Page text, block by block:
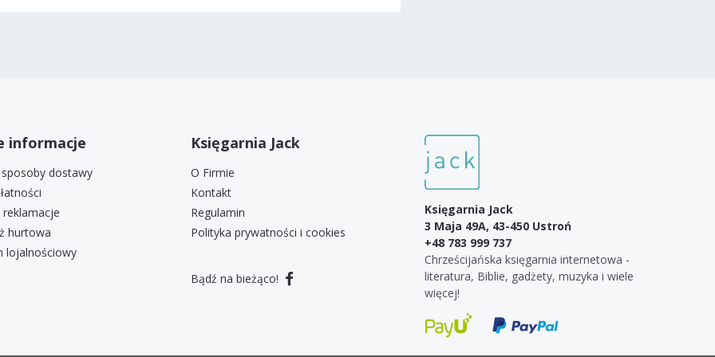
informacje
dostawy
hurtowa
lojalnościowy
Księgarnia Jack
O Firmie
Kontakt
Regulamin
Polityka prywatności i cookies
Bądź na bieżąco!
Księgarnia Jack
3 Maja 49A, 43-450 Ustroń
+48 783 999 737
Chrześcijańska księgarnia internetowa -
literatura, Biblie, gadżety, muzyka i wiele
więcej!